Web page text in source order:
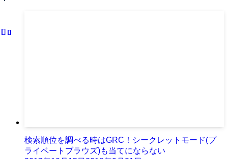
検索順位を調べる時はGRC！シークレットモード(プ
ライベートブラウズ)も当てにならない